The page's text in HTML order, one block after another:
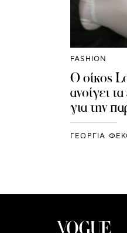
FASHION
O οίκος
ανοίγει
για την
ΓΕΩΡΓΙΑ